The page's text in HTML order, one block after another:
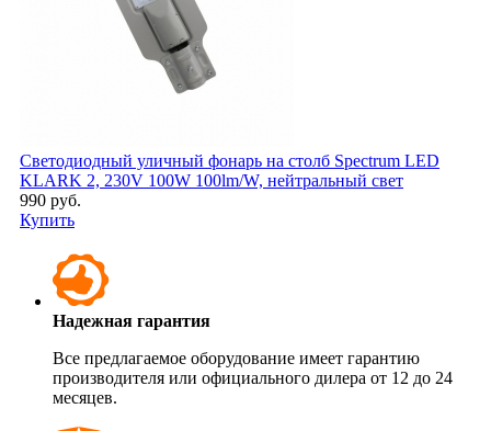
Светодиодный уличный фонарь на столб Spectrum LED
KLARK 2, 230V 100W 100lm/W, нейтральный свет
990 руб.
Купить
Надежная гарантия
Все предлагаемое оборудование имеет гарантию
производителя или официального дилера от 12 до 24
месяцев.